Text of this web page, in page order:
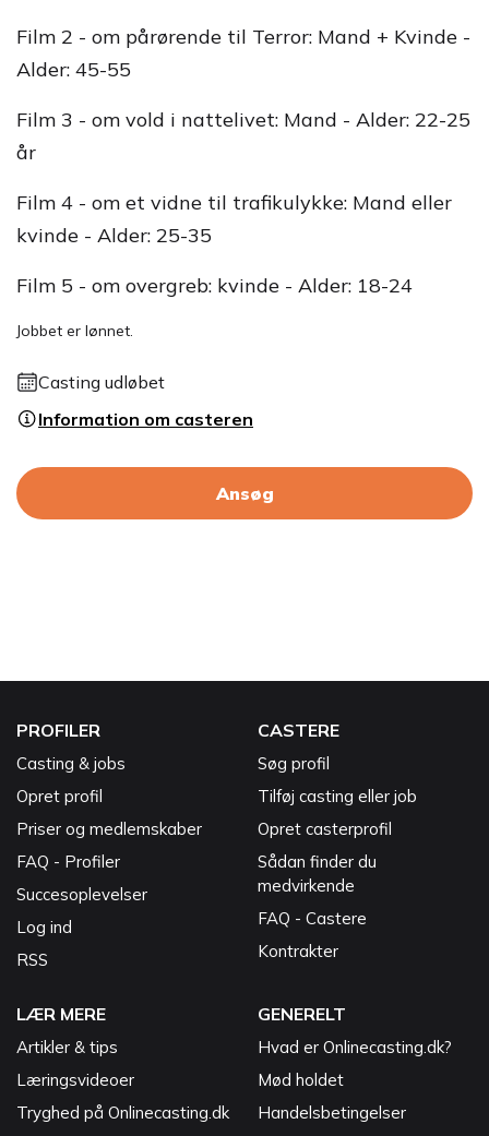
Film 2 - om pårørende til Terror: Mand + Kvinde -
Alder: 45-55
Film 3 - om vold i nattelivet: Mand - Alder: 22-25
år
Film 4 - om et vidne til trafikulykke: Mand eller
kvinde - Alder: 25-35
Film 5 - om overgreb: kvinde - Alder: 18-24
Jobbet er lønnet.
Casting udløbet
Information om casteren
Ansøg
PROFILER
Casting & jobs
Opret profil
Priser og medlemskaber
FAQ - Profiler
Succesoplevelser
Log ind
RSS
CASTERE
Søg profil
Tilføj casting eller job
Opret casterprofil
Sådan finder du
medvirkende
FAQ - Castere
Kontrakter
LÆR MERE
Artikler & tips
Læringsvideoer
Tryghed på Onlinecasting.dk
GENERELT
Hvad er Onlinecasting.dk?
Mød holdet
Handelsbetingelser